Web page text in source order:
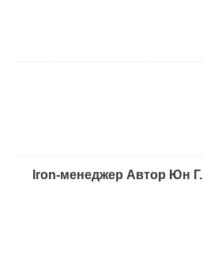
Iron-менеджер Автор Юн